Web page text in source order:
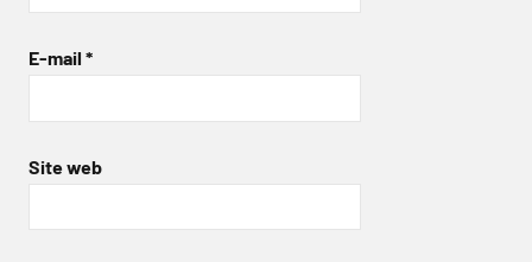
E-mail *
Site web